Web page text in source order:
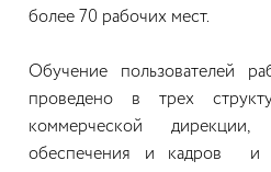
более 70 рабочих мест.
Обучение пользователей
проведено в трех
коммерческой дирекции,
обеспечения и кадров